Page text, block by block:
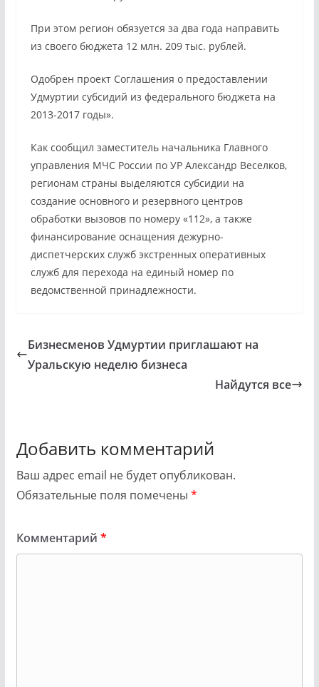
При этом регион обязуется за два года направить
из своего бюджета 12 млн. 209 тыс. рублей.
Одобрен проект Соглашения о предоставлении
Удмуртии субсидий из федерального бюджета на
2013-2017 годы».
Как сообщил заместитель начальника Главного
управления МЧС России по УР Александр Веселков,
регионам страны выделяются субсидии на
создание основного и резервного центров
обработки вызовов по номеру «112», а также
финансирование оснащения дежурно-
диспетчерских служб экстренных оперативных
служб для перехода на единый номер по
ведомственной принадлежности.
Бизнесменов Удмуртии приглашают на
Уральскую неделю бизнеса
Найдутся все
Добавить комментарий
Ваш адрес email не будет опубликован.
Обязательные поля помечены *
Комментарий *